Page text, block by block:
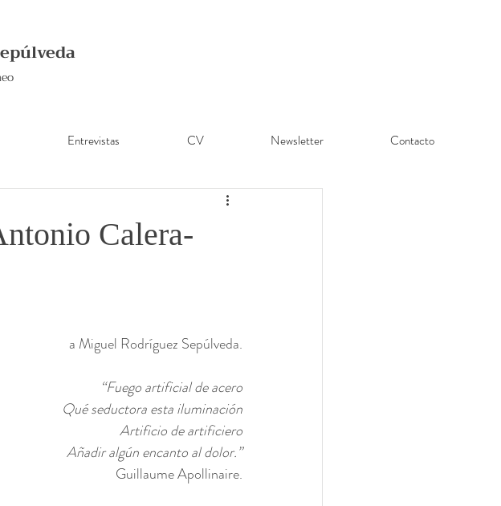
Entrevistas CV Newsletter Contacto
Calera-
a Miguel Rodríguez Sepúlveda.
“Fuego artificial de acero
Qué seductora esta iluminación
Artificio de artificiero
Añadir algún encanto al dolor.”
Guillaume Apollinaire.